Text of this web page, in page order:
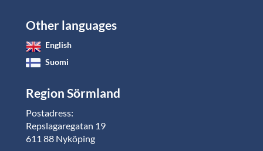
Other languages
English
Suomi
Region Sörmland
Postadress:
Repslagaregatan 19
611 88 Nyköping